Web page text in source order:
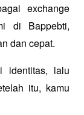
exchange
di Bappebti,
dan cepat.
identitas, lalu
itu, kamu